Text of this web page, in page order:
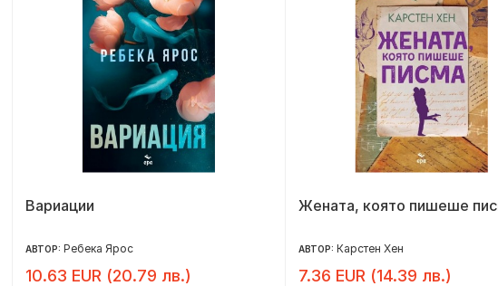
Вариации
АВТОР: Ребека Ярос
10.63 EUR (20.79 лв.)
Жената, която пишеше
АВТОР: Карстен Хен
7.36 EUR (14.39 лв.)